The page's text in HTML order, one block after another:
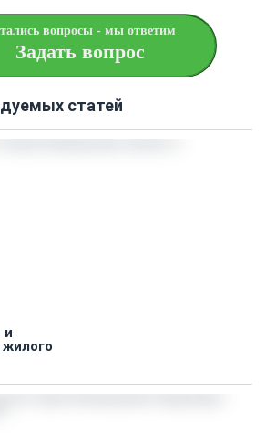
вопросы - мы ответим
Задать вопрос
статей
и